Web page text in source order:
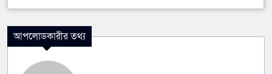
আপলোডকারীর তথ্য